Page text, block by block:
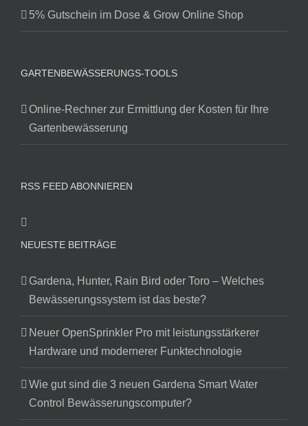
5% Gutschein im Dose & Grow Online Shop
GARTENBEWÄSSERUNGS-TOOLS
Online-Rechner zur Ermittlung der Kosten für Ihre
Gartenbewässerung
RSS FEED ABONNIEREN
NEUESTE BEITRÄGE
Gardena, Hunter, Rain Bird oder Toro – Welches
Bewässerungssystem ist das beste?
Neuer OpenSprinkler Pro mit leistungsstärkerer
Hardware und modernerer Funktechnologie
Wie gut sind die 3 neuen Gardena Smart Water
Control Bewässerungscomputer?